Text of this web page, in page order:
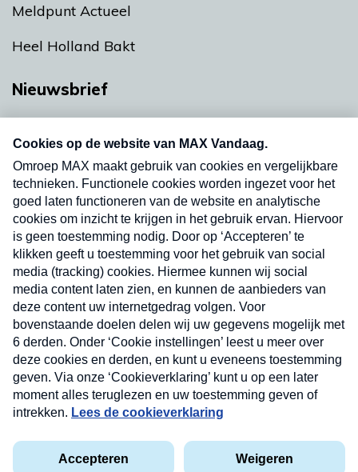
Meldpunt Actueel
Heel Holland Bakt
Nieuwsbrief
nieuwsbrief. Elke vrijdag- en dinsdagochtend in
uw mailbox.
Verzend
Privacyverklaring
Cookieverklaring
Kwetsbaarheid melden
Nieuwsbrief
Neem hier een gratis abonnement op onze
nieuwsbrief. Elke vrijdag- en dinsdagochtend in uw